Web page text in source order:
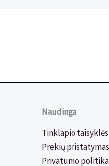
Naudinga
Tinklapio taisyklės
Prekių pristatymas
Privatumo politika